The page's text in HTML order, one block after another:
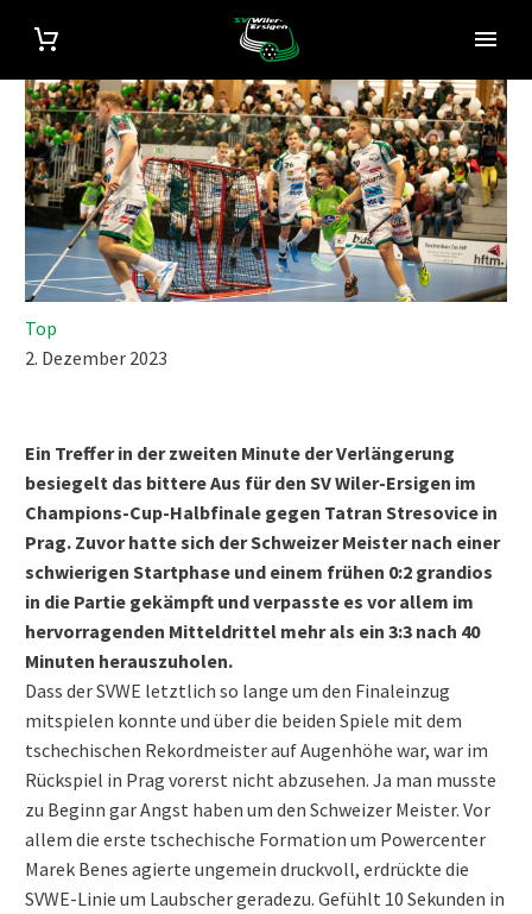
Top
2. Dezember 2023
Ein Treffer in der zweiten Minute der Verlängerung
besiegelt das bittere Aus für den SV Wiler-Ersigen im
Champions-Cup-Halbfinale gegen Tatran Stresovice in
Prag. Zuvor hatte sich der Schweizer Meister nach einer
schwierigen Startphase und einem frühen 0:2 grandios
in die Partie gekämpft und verpasste es vor allem im
hervorragenden Mitteldrittel mehr als ein 3:3 nach 40
Minuten herauszuholen.
Dass der SVWE letztlich so lange um den Finaleinzug
mitspielen konnte und über die beiden Spiele mit dem
tschechischen Rekordmeister auf Augenhöhe war, war im
Rückspiel in Prag vorerst nicht abzusehen. Ja man musste
zu Beginn gar Angst haben um den Schweizer Meister. Vor
allem die erste tschechische Formation um Powercenter
Marek Benes agierte ungemein druckvoll, erdrückte die
SVWE-Linie um Laubscher geradezu. Gefühlt 10 Sekunden in